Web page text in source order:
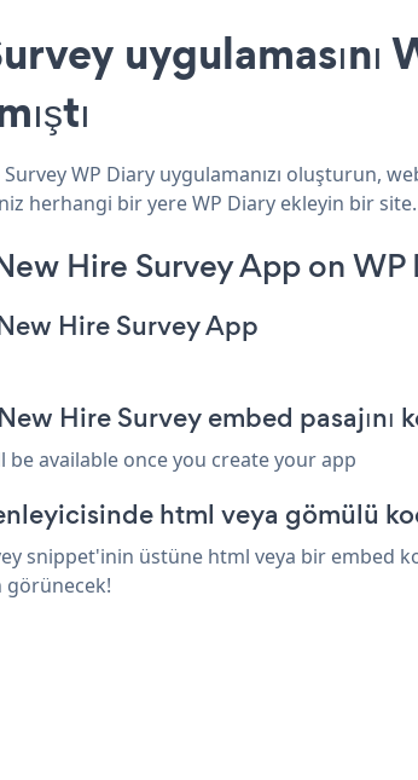
WP Diary uygulamanızı oluşturun,
herhangi bir yere WP Diary ekleyin bir site.
Hire Survey App on WP
Hire Survey App
Hire Survey embed pasajını
be available once you create your app
html veya gömülü
snippet'inin üstüne html veya bir embed
görünecek!